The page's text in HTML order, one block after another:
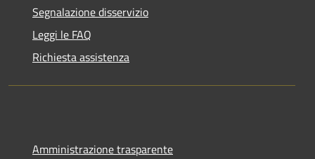
Segnalazione disservizio
Leggi le FAQ
Richiesta assistenza
Amministrazione trasparente